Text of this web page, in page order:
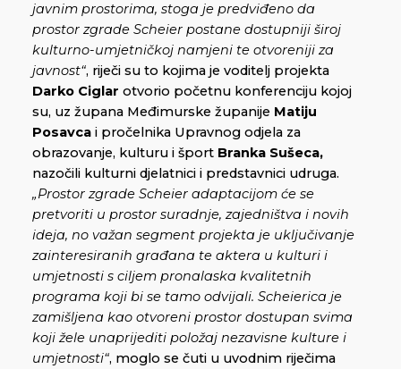
javnim prostorima, stoga je predviđeno da
prostor zgrade Scheier postane dostupniji široj
kulturno-umjetničkoj namjeni te otvoreniji za
javnost“, riječi su to kojima je voditelj projekta
Darko Ciglar otvorio početnu konferenciju kojoj
su, uz župana Međimurske županije Matiju
Posavca i pročelnika Upravnog odjela za
obrazovanje, kulturu i šport Branka Sušeca,
nazočili kulturni djelatnici i predstavnici udruga.
„Prostor zgrade Scheier adaptacijom će se
pretvoriti u prostor suradnje, zajedništva i novih
ideja, no važan segment projekta je uključivanje
zainteresiranih građana te aktera u kulturi i
umjetnosti s ciljem pronalaska kvalitetnih
programa koji bi se tamo odvijali. Scheierica je
zamišljena kao otvoreni prostor dostupan svima
koji žele unaprijediti položaj nezavisne kulture i
umjetnosti“, moglo se čuti u uvodnim riječima